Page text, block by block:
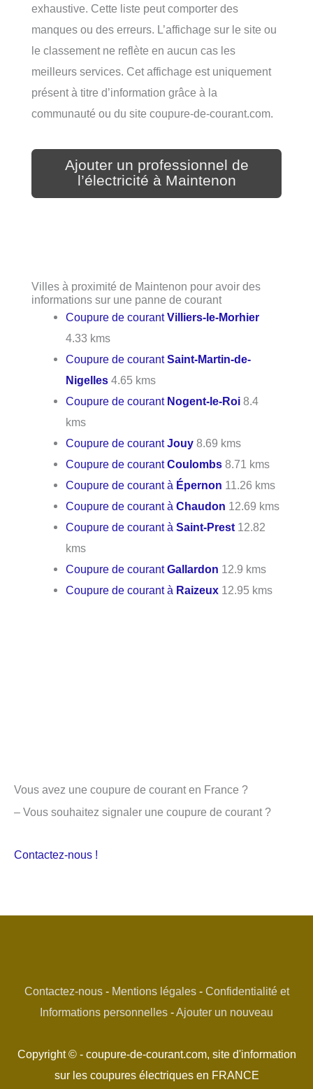
exhaustive. Cette liste peut comporter des
manques ou des erreurs. L’affichage sur le site ou
le classement ne reflète en aucun cas les
meilleurs services. Cet affichage est uniquement
présent à titre d’information grâce à la
communauté ou du site coupure-de-courant.com.
Ajouter un professionnel de
l’électricité à Maintenon
Villes à proximité de Maintenon pour avoir des
informations sur une panne de courant
Coupure de courantVilliers-le-Morhier
4.33 kms
Coupure de courantSaint-Martin-de-
Nigelles 4.65 kms
Coupure de courant Nogent-le-Roi 8.4
kms
Coupure de courantJouy 8.69 kms
Coupure de courantCoulombs 8.71 kms
Coupure de courant à Épernon 11.26 kms
Coupure de courant àChaudon 12.69 kms
Coupure de courant àSaint-Prest 12.82
kms
Coupure de courantGallardon 12.9 kms
Coupure de courant à Raizeux 12.95 kms
Vous avez une coupure de courant en France ?
– Vous souhaitez signaler une coupure de courant ?
Contactez-nous !
Contactez-nous- Mentions légales- Confidentialité et
Informations personnelles -Ajouter un nouveau
Copyright © - coupure-de-courant.com, site d'information
sur les coupures électriques en FRANCE